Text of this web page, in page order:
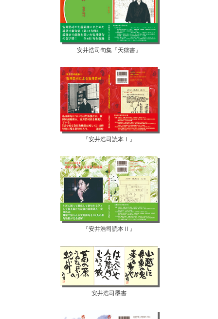
安井浩司句集『天獄書』
『安井浩司読本Ⅰ』
『安井浩司読本Ⅱ』
安井浩司墨書